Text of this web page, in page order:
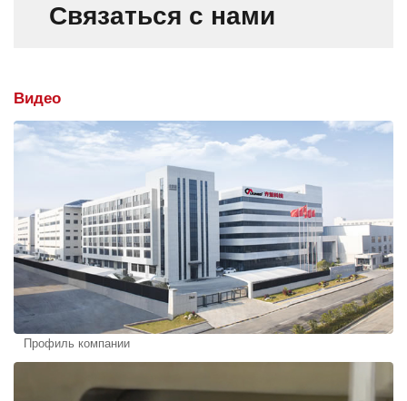
Связаться с нами
Видео
Профиль компании